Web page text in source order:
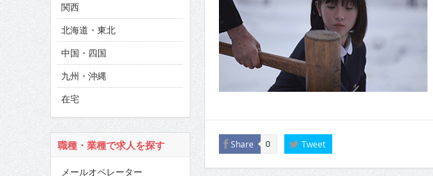
Share 0 Tweet
関西
北海道・東北
中国・四国
九州・沖縄
在宅
職種・業種で求人を探す
メールオペレーター